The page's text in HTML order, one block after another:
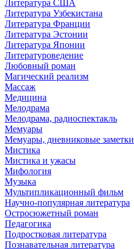
Литература США
Литература Узбекистана
Литература Франции
Литература Эстонии
Литература Японии
Литературоведение
Любовный роман
Магический реализм
Массаж
Медицина
Мелодрама
Мелодрама, радиоспектакль
Мемуары
Мемуары, дневниковые заметки
Мистика
Мистика и ужасы
Мифология
Музыка
Мультипликационный фильм
Научно-популярная литература
Остросюжетный роман
Педагогика
Подростковая литература
Познавательная литература